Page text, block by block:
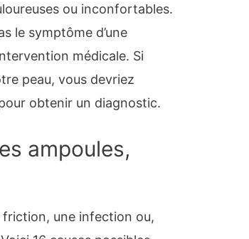
ou inconfortables.
le symptôme d’une
médicale. Si
peau, vous devriez
obtenir un diagnostic.
ampoules,
friction, une infection ou,